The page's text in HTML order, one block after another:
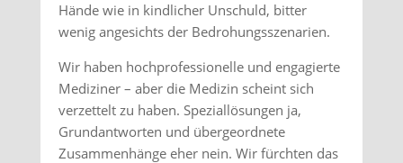
Hände wie in kindlicher Unschuld, bitter
wenig angesichts der Bedrohungsszenarien.
Wir haben hochprofessionelle und engagierte
Mediziner – aber die Medizin scheint sich
verzettelt zu haben. Speziallösungen ja,
Grundantworten und übergeordnete
Zusammenhänge eher nein. Wir fürchten das